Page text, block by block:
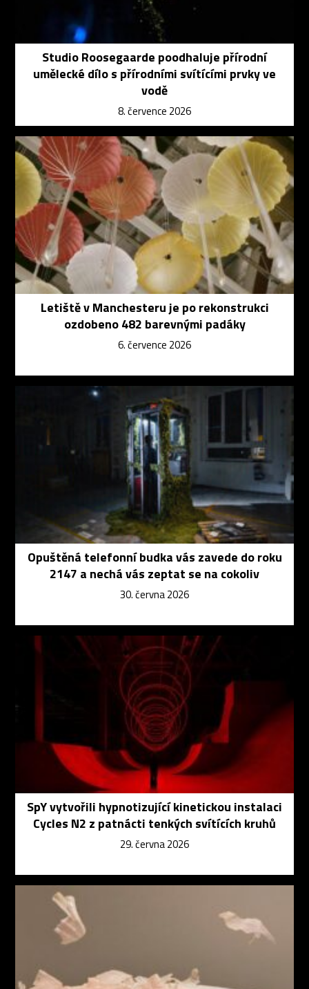
Studio Roosegaarde poodhaluje přírodní
umělecké dílo s přírodními svítícími prvky ve
vodě
8. července 2026
Letiště v Manchesteru je po rekonstrukci
ozdobeno 482 barevnými padáky
6. července 2026
Opuštěná telefonní budka vás zavede do roku
2147 a nechá vás zeptat se na cokoliv
30. června 2026
SpY vytvořili hypnotizující kinetickou instalaci
Cycles N2 z patnácti tenkých svítících kruhů
29. června 2026